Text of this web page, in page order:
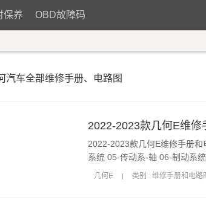
保养 OBD故障码
汽车全部维修手册、电路图
2022-2023款几何E维
2022-2023款几何E维修手册
系统 05-传动系-轴 06-制动系
统 11-车身电气 12-车身、钣
几何E 类别 : 维修手册和电路